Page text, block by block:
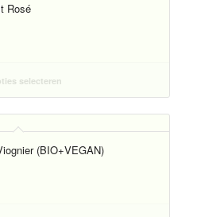
Rosé
selecteren
(BIO+VEGAN)